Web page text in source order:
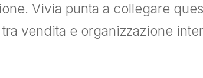
Vivia punta a collegare
vendita e organizzazione